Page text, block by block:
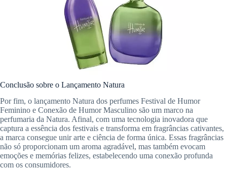
Conclusão sobre o Lançamento Natura
Por fim, o lançamento Natura dos perfumes Festival de Humor
Feminino e Conexão de Humor Masculino são um marco na
perfumaria da Natura. Afinal, com uma tecnologia inovadora que
captura a essência dos festivais e transforma em fragrâncias cativantes,
a marca consegue unir arte e ciência de forma única. Essas fragrâncias
não só proporcionam um aroma agradável, mas também evocam
emoções e memórias felizes, estabelecendo uma conexão profunda
com os consumidores.